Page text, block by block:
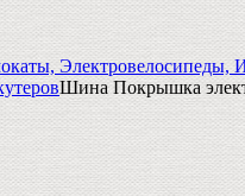
Электровелосипеды,
Шина Покрышка